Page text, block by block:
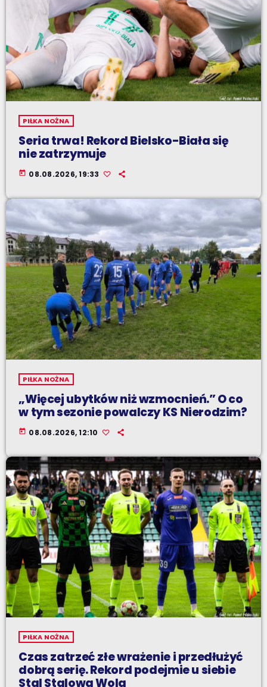
PIŁKA NOŻNA
Seria trwa! Rekord Bielsko-Biała się
nie zatrzymuje
today 08.08.2026, 19:33
PIŁKA NOŻNA
„Więcej ubytków niż wzmocnień.” O co
w tym sezonie powalczy KS Nierodzim?
today 08.08.2026, 12:10
PIŁKA NOŻNA
Czas zatrzeć złe wrażenie i przedłużyć
dobrą serię. Rekord podejmie u siebie
Stal Stalowa Wola